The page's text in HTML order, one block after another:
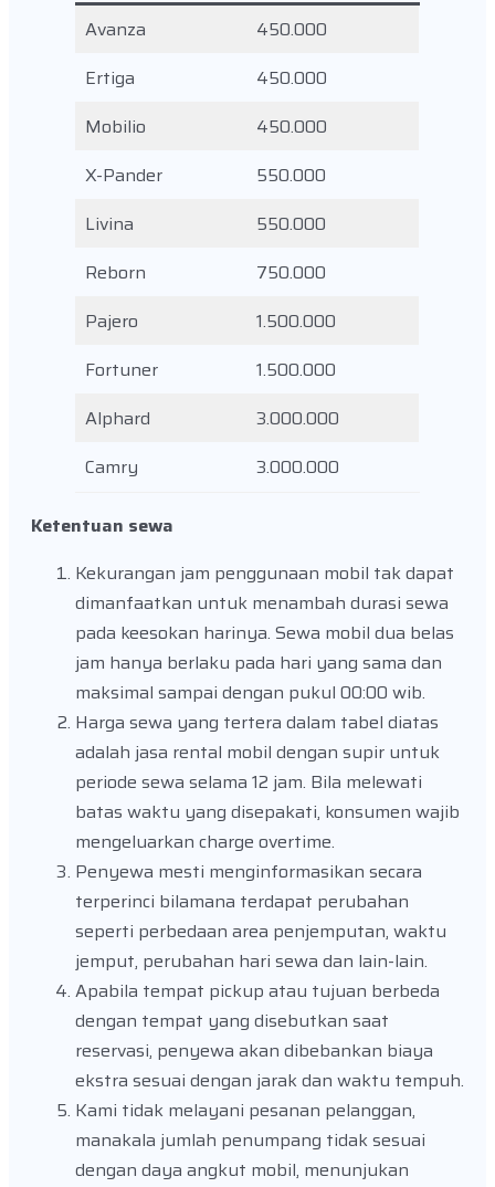
Avanza
450.000
Ertiga
450.000
Mobilio
450.000
X-Pander
550.000
Livina
550.000
Reborn
750.000
Pajero
1.500.000
Fortuner
1.500.000
Alphard
3.000.000
Camry
3.000.000
Ketentuan sewa
Kekurangan jam penggunaan mobil tak dapat
dimanfaatkan untuk menambah durasi sewa
pada keesokan harinya. Sewa mobil dua belas
jam hanya berlaku pada hari yang sama dan
maksimal sampai dengan pukul 00:00 wib.
Harga sewa yang tertera dalam tabel diatas
adalah jasa rental mobil dengan supir untuk
periode sewa selama 12 jam. Bila melewati
batas waktu yang disepakati, konsumen wajib
mengeluarkan charge overtime.
Penyewa mesti menginformasikan secara
terperinci bilamana terdapat perubahan
seperti perbedaan area penjemputan, waktu
jemput, perubahan hari sewa dan lain-lain.
Apabila tempat pickup atau tujuan berbeda
dengan tempat yang disebutkan saat
reservasi, penyewa akan dibebankan biaya
ekstra sesuai dengan jarak dan waktu tempuh.
Kami tidak melayani pesanan pelanggan,
manakala jumlah penumpang tidak sesuai
dengan daya angkut mobil, menunjukan